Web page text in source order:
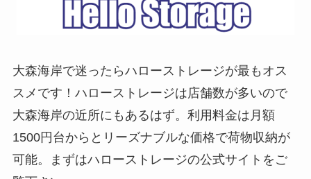
大森海岸で迷ったらハローストレージが最もオス
スメです！ハローストレージは店舗数が多いので
大森海岸の近所にもあるはず。利用料金は月額
1500円台からとリーズナブルな価格で荷物収納が
可能。まずはハローストレージの公式サイトをご